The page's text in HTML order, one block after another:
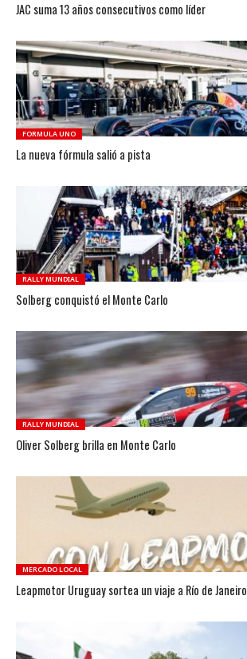
JAC suma 13 años consecutivos como líder
FORMULA UNO
La nueva fórmula salió a pista
RALLY MUNDIAL
Solberg conquistó el Monte Carlo
RALLY MUNDIAL
Oliver Solberg brilla en Monte Carlo
MERCADO LOCAL
Leapmotor Uruguay sortea un viaje a Río de Janeiro